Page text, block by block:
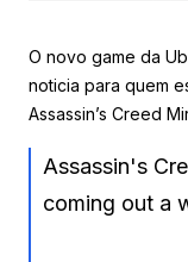
O novo game da
noticia para quem
Assassin’s Creed
Assassin's
coming out a